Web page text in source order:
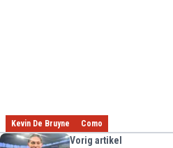
Kevin De Bruyne Como
Vorig artikel